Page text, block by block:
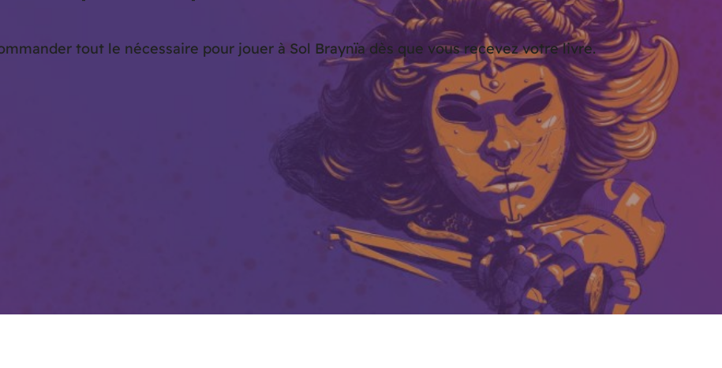
tout le nécessaire pour jouer à Sol Braynïa dès que vous recevez votre livre.